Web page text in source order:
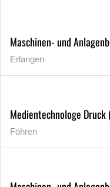
Maschinen- und
Erlangen
Medientechnologe
Föhren